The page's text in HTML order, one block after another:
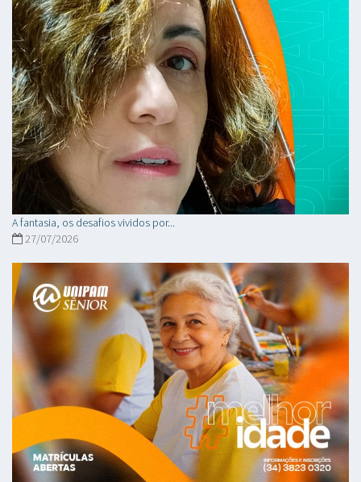
A fantasia, os desafios vividos por...
27/07/2026